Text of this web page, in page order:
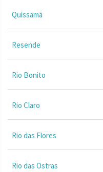
Quissamã
Resende
Rio Bonito
Rio Claro
Rio das Flores
Rio das Ostras